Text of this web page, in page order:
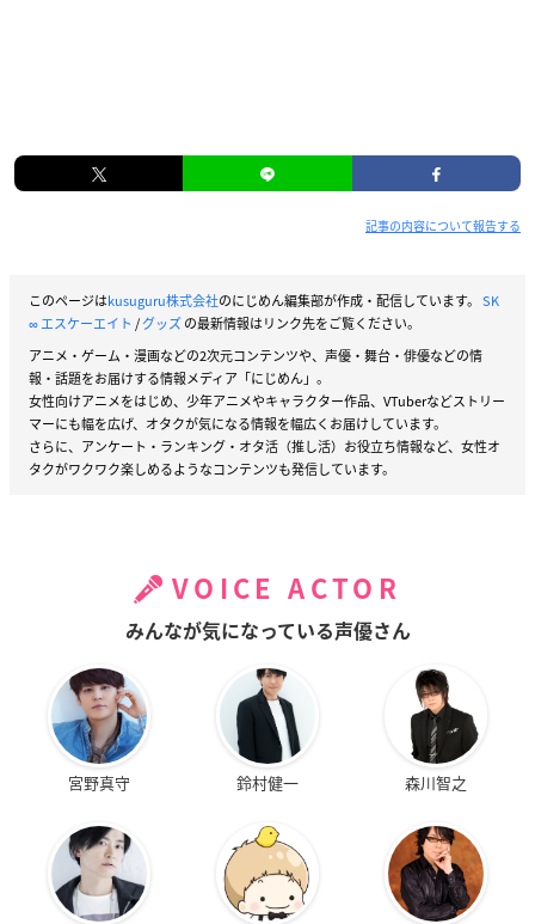
記事の内容について報告する
このページはkusuguru株式会社のにじめん編集部が作成・配信しています。 SK
∞ エスケーエイト /グッズの最新情報はリンク先をご覧ください。
アニメ・ゲーム・漫画などの2次元コンテンツや、声優・舞台・俳優などの情
報・話題をお届けする情報メディア「にじめん」。
女性向けアニメをはじめ、少年アニメやキャラクター作品、VTuberなどストリー
マーにも幅を広げ、オタクが気になる情報を幅広くお届けしています。
さらに、アンケート・ランキング・オタ活（推し活）お役立ち情報など、女性オ
タクがワクワク楽しめるようなコンテンツも発信しています。
VOICE ACTOR
みんなが気になっている声優さん
宮野真守 鈴村健一 森川智之